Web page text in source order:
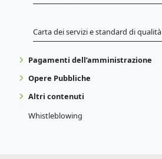
Carta dei servizi e standard di qualità
Pagamenti dell’amministrazione
Opere Pubbliche
Altri contenuti
Whistleblowing